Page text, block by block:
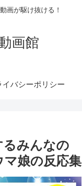
画が駆け抜ける！
画館
イバシーポリシー
みんなの
娘の反応集